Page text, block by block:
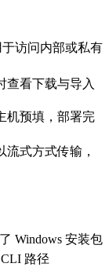
访问内部或私有
查看下载与导入
机预填，部署完
式方式传输，
Windows 安装包
路径